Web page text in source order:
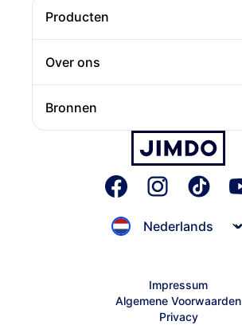
Producten
Website
Webshop
Over ons
Over Jimdo
Bronnen
Jimdo Help Center
Contact met support
Impressum
Algemene Voorwaarden
Privacy